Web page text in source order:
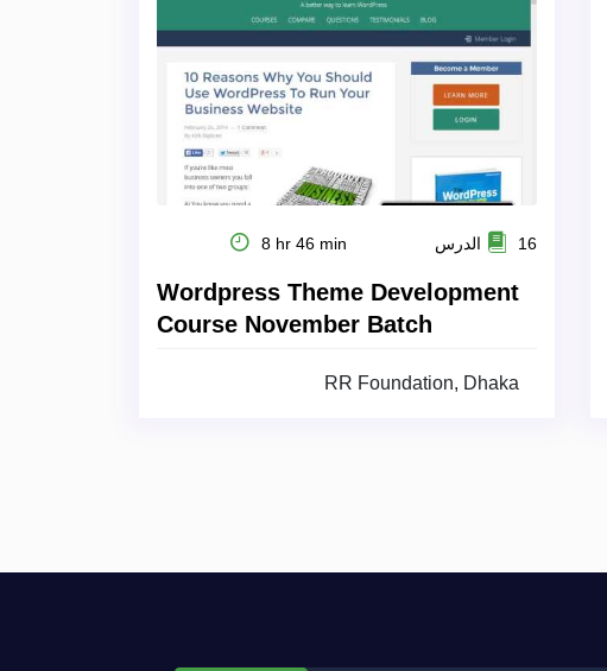
16 الدرس 8 hr 46 min
Wordpress Theme Development
Course November Batch
RR Foundation, Dhaka